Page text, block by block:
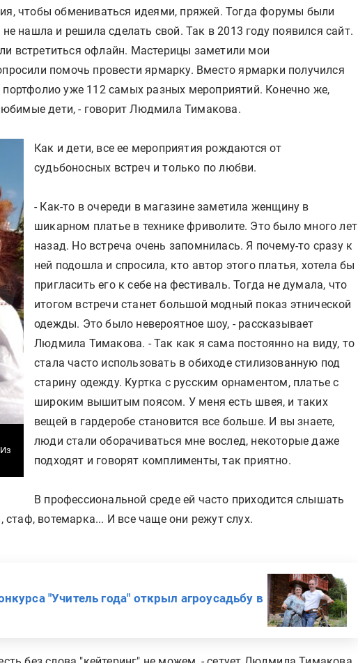
чтобы обмениваться идеями, пряжей. Тогда форумы были
нашла и решила сделать свой. Так в 2013 году появился сайт.
встретиться офлайн. Мастерицы заметили мои
помочь провести ярмарку. Вместо ярмарки получился
уже 112 самых разных мероприятий. Конечно же,
дети, - говорит Людмила Тимакова.
Как и дети, все ее мероприятия рождаются от
судьбоносных встреч и только по любви.
- Как-то в очереди в магазине заметила женщину в
шикарном платье в технике фриволите. Это было много лет
назад. Но встреча очень запомнилась. Я почему-то сразу к
ней подошла и спросила, кто автор этого платья, хотела бы
пригласить его к себе на фестиваль. Тогда не думала, что
итогом встречи станет большой модный показ этнической
одежды. Это было невероятное шоу, - рассказывает
Людмила Тимакова. - Так как я сама постоянно на виду, то
стала часто использовать в обиходе стилизованную под
старину одежду. Куртка с русским орнаментом, платье с
широким вышитым поясом. У меня есть швея, и таких
вещей в гардеробе становится все больше. И вы знаете,
люди стали оборачиваться мне вослед, некоторые даже
подходят и говорят комплименты, так приятно.
В профессиональной среде ей часто приходится слышать
стаф, вотемарка... И все чаще они режут слух.
"Учитель года" открыл агроусадьбу в